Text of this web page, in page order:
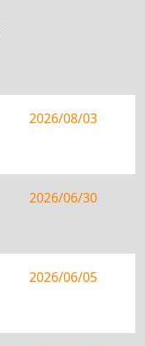
2026/08/03
2026/06/30
2026/06/05